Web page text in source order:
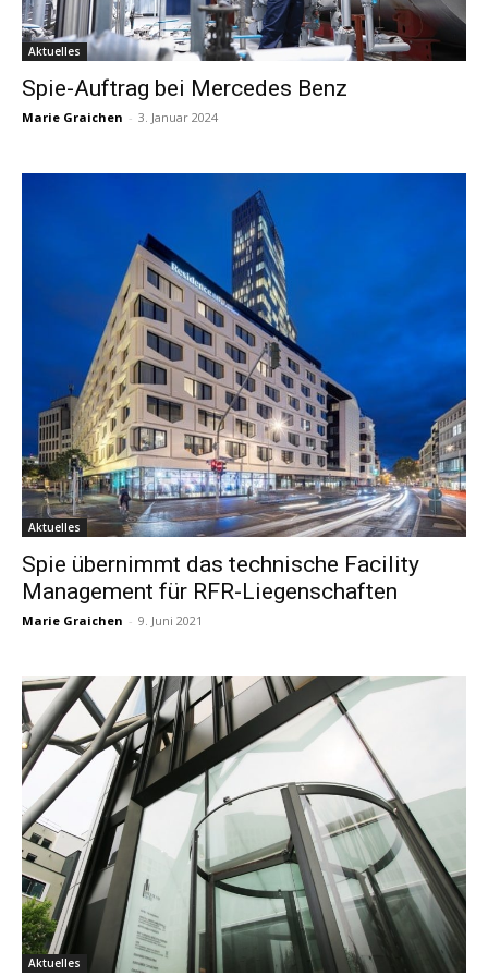
Aktuelles
Spie-Auftrag bei Mercedes Benz
Marie Graichen - 3. Januar 2024
Aktuelles
Spie übernimmt das technische Facility
Management für RFR-Liegenschaften
Marie Graichen - 9. Juni 2021
Aktuelles